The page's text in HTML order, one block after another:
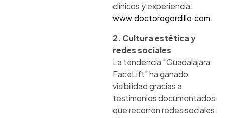
clínicos y experiencia:
www.doctorogordillo.com.
2. Cultura estética y
redes sociales
La tendencia “Guadalajara
FaceLift” ha ganado
visibilidad gracias a
testimonios documentados
que recorren redes sociales